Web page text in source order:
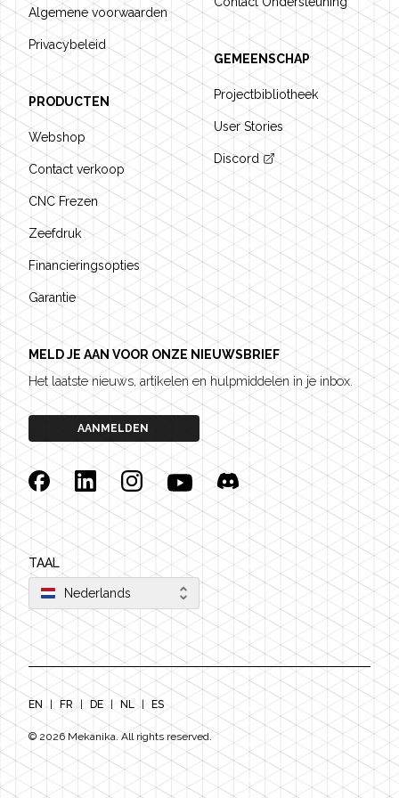
Algemene voorwaarden
Privacybeleid
PRODUCTEN
Webshop
Contact verkoop
CNC Frezen
Zeefdruk
Financieringsopties
Garantie
GEMEENSCHAP
Projectbibliotheek
User Stories
Discord
MELD JE AAN VOOR ONZE NIEUWSBRIEF
Het laatste nieuws, artikelen en hulpmiddelen in je inbox.
AANMELDEN
FacebookLinkedinInstagramYouTubeDiscord
TAAL
Nederlands
EN FR DE NL ES
© 2026 Mekanika. All rights reserved.